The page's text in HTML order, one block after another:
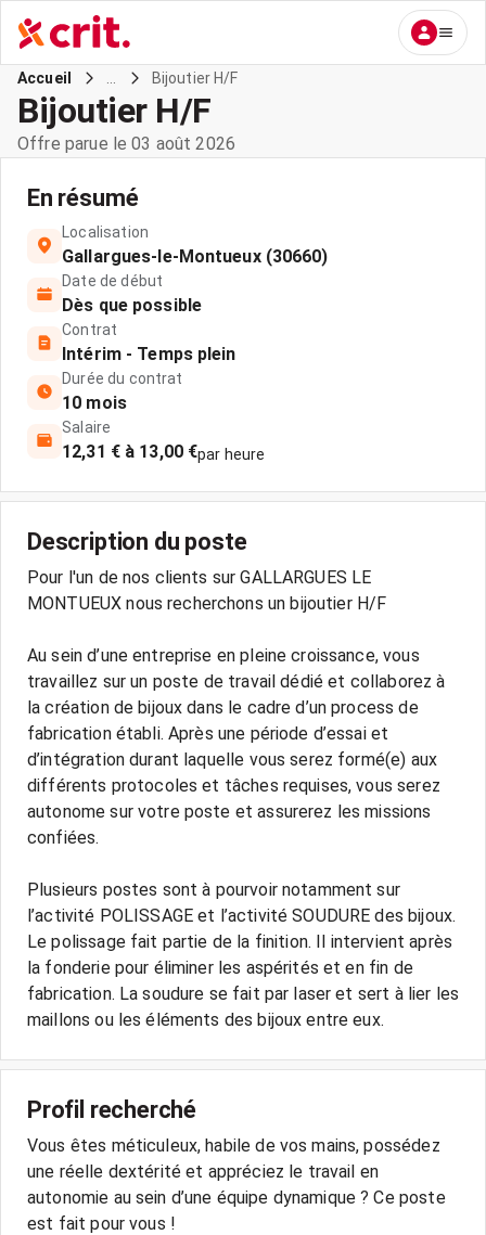
Accueil Bijoutier H/F
Bijoutier H/F
Offre parue le 03 août 2026
En résumé
Localisation
Gallargues-le-Montueux (30660)
Date de début
Dès que possible
Contrat
Intérim - Temps plein
Durée du contrat
10 mois
Salaire
12,31 € à 13,00 €par heure
Description du poste
Pour l'un de nos clients sur GALLARGUES LE
MONTUEUX nous recherchons un bijoutier H/F
Au sein d’une entreprise en pleine croissance, vous
travaillez sur un poste de travail dédié et collaborez à
la création de bijoux dans le cadre d’un process de
fabrication établi. Après une période d’essai et
d’intégration durant laquelle vous serez formé(e) aux
différents protocoles et tâches requises, vous serez
autonome sur votre poste et assurerez les missions
confiées.
Plusieurs postes sont à pourvoir notamment sur
l’activité POLISSAGE et l’activité SOUDURE des bijoux.
Le polissage fait partie de la finition. Il intervient après
la fonderie pour éliminer les aspérités et en fin de
fabrication. La soudure se fait par laser et sert à lier les
Profil recherché
Vous êtes méticuleux, habile de vos mains, possédez
une réelle dextérité et appréciez le travail en
autonomie au sein d’une équipe dynamique ? Ce poste
est fait pour vous !